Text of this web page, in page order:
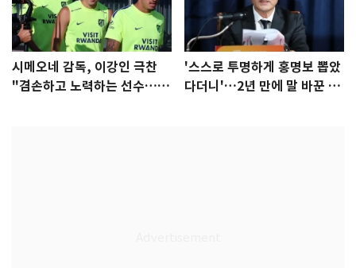
시메오네 감독, 이강인 극찬
"겸손하고 노력하는 선수…좋
'스스로 투명하게 홍명보 뽑았
다더니'…2년 만에 말 바꾼 이